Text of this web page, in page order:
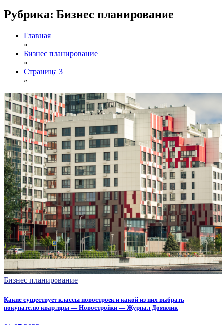
Рубрика: Бизнес планирование
Главная
»
Бизнес планирование
»
Страница 3
»
Бизнес планирование
Какие существует классы новостроек и какой из них выбрать
покупателю квартиры — Новостройки — Журнал Домклик